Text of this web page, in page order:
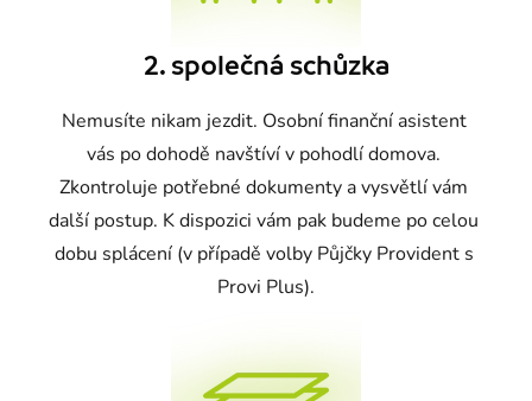
2. společná schůzka
Nemusíte nikam jezdit. Osobní finanční asistent
vás po dohodě navštíví v pohodlí domova.
Zkontroluje potřebné dokumenty a vysvětlí vám
další postup. K dispozici vám pak budeme po celou
dobu splácení (v případě volby Půjčky Provident s
Provi Plus).